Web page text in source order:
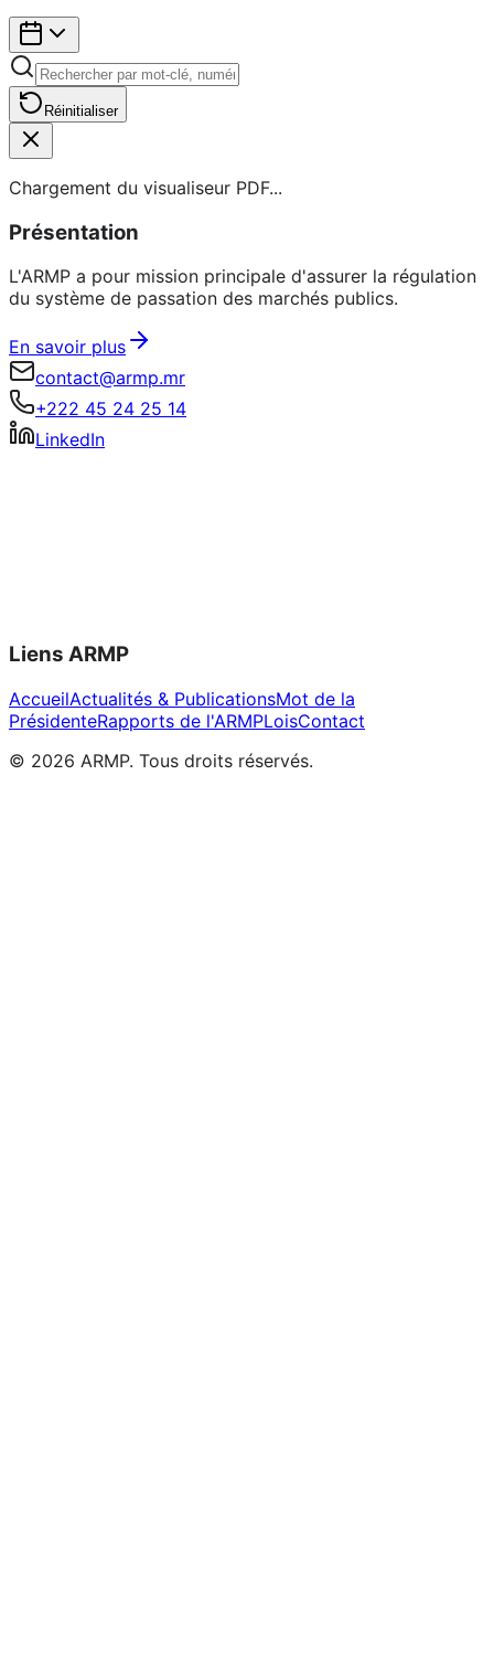
Réinitialiser
Chargement du visualiseur PDF...
Présentation
L'ARMP a pour mission principale d'assurer la régulation
du système de passation des marchés publics.
En savoir plus
contact@armp.mr
+222 45 24 25 14
LinkedIn
Liens ARMP
AccueilActualités & PublicationsMot de la
PrésidenteRapports de l'ARMPLoisContact
© 2026 ARMP. Tous droits réservés.